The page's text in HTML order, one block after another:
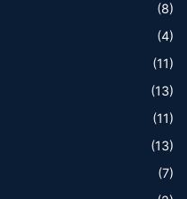
(8)
(4)
(11)
(13)
(11)
(13)
(7)